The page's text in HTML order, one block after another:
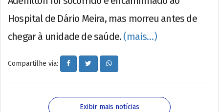
Hospital de Dário Meira, mas morreu antes de
chegar à unidade de saúde. (mais…)
Compartilhe via:
Exibir mais notícias